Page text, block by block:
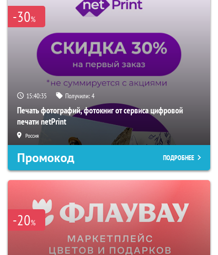
-30%
15:40:34 Получили:4
Печать фотографий, фотокниг от сервиса цифровой
печати netPrint
Россия
Промокод ПОДРОБНЕЕ
-20%